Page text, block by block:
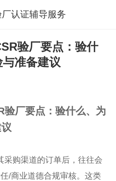
认证辅导服务
验厂要点：验什
准备建议
厂要点：验什么、为
采购渠道的订单后，往往会
/商业道德合规审核。这类